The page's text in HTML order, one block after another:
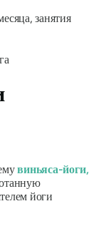
занятия
виньяса-йоги,
йоги